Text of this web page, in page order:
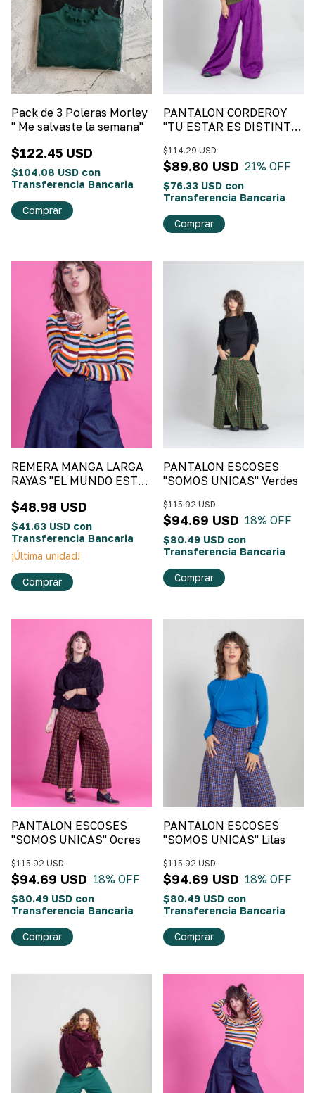
Pack de 3 Poleras Morley
" Me salvaste la semana"
$122.45 USD
$104.08 USD con
Transferencia Bancaria
Comprar
PANTALON CORDEROY
"TU ESTAR ES DISTINTO"
$89.80 USD
$114.29 USD
21% OFF
$76.33 USD con
Transferencia Bancaria
Comprar
REMERA MANGA LARGA
RAYAS "EL MUNDO ESTÁ
Multicolores
$48.98 USD
$41.63 USD con
Transferencia Bancaria
¡Última unidad!
Comprar
PANTALON ESCOSES
"SOMOS UNICAS" Verdes
$94.69 USD
$115.92 USD
18% OFF
$80.49 USD con
Transferencia Bancaria
Comprar
PANTALON ESCOSES
"SOMOS UNICAS" Ocres
$94.69 USD
$115.92 USD
18% OFF
$80.49 USD con
Transferencia Bancaria
Comprar
PANTALON ESCOSES
"SOMOS UNICAS" Lilas
$94.69 USD
$115.92 USD
18% OFF
$80.49 USD con
Transferencia Bancaria
Comprar